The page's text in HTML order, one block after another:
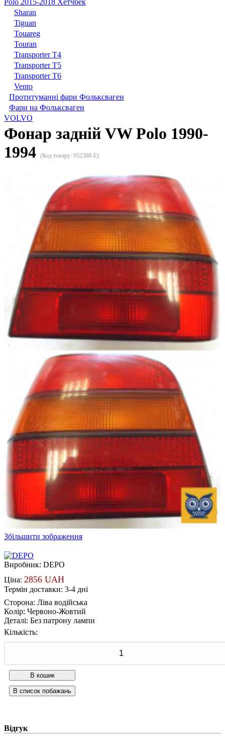
Sharan
Tiguan
Touareg
Touran
Transporter T4
Transporter T5
Transporter T6
Vento
Протитуманні фари Фольксваген
Фари на Фольксваген
VOLVO
Фонар задній VW Polo 1990-
1994 (Код товару: 952388-E)
Збільшити зображення
Виробник: DEPO
Ціна: 2856 UAH
Термін доставки: 3-4 дні
Сторона: Ліва водійська
Колір: Червоно-Жовтий
Деталі: Без патрону лампи
Кількість:
Відгук